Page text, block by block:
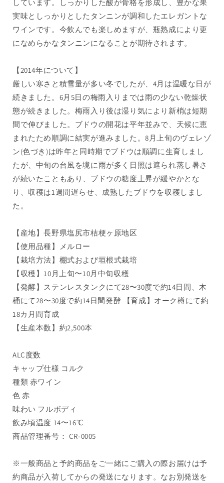
蔵
の
数
量
ら
す
蔵
の
数
量
や
す
しています。しっかりした酸が骨格を形成し、豊かな果
実味としっかりとしたタンニンが調和したエレガントな
ワインです。今飲んでも楽しめますが、瓶熟成により更
になめらかなタンニンになることが期待されます。
【2014年について】
厳しい寒さと積雪量が多い冬でしたが、4月は温暖な日が
続きました。6月5日の梅雨入りまでは雨の少ない乾燥状
態が続きました。梅雨入り後は湿り気により新梢は短期
間で伸びました。ブドウの開花は平年並みで、天候に恵
まれたため順調に結実が進みました。8月上旬のヴェレゾ
ン(色づき)は昨年と同時期でブドウは順調に生育しまし
たが、中旬の台風を境に雨が多く日照は遮られ蒸し暑さ
が続いたこともあり、ブドウの糖度上昇が緩やかとな
り、収穫は1週間遅らせ、成熟したブドウを収穫しまし
た。
【産地】長野県塩尻市桔梗ヶ原地区
【使用品種】メルロー
【栽培方法】棚式および垣根式栽培
【収穫】10月上旬〜10月中旬収穫
【発酵】ステンレスタンクにて28〜30度で約14日間、木
桶にて28〜30度で約14日間発酵 【育成】オーク樽にて約
18カ月間育成
【生産本数】約2,500本
ALC度数
キャップ仕様 コルク
種類 赤ワイン
色 赤
味わい フルボディ
飲み頃温度 14〜16℃
商品管理番号： CR-0005
※一般商品と予約商品をご一緒にご購入の際お届けは予
約商品が入荷してからの発送になります。なお別発送を